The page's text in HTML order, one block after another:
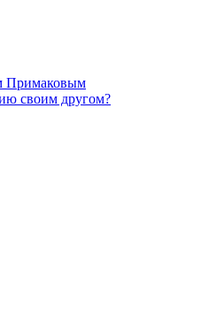
Примаковым
своим другом?